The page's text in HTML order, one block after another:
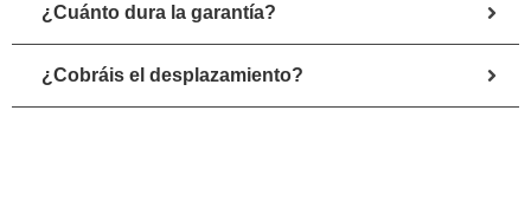
¿Cuánto dura la garantía?
¿Cobráis el desplazamiento?